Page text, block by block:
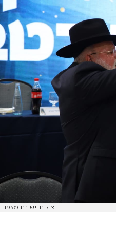
צילום: ישיבת מצפה